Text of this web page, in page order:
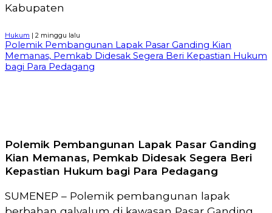
Kabupaten
Hukum | 2 minggu lalu
Polemik Pembangunan Lapak Pasar Ganding Kian
Memanas, Pemkab Didesak Segera Beri Kepastian Hukum
bagi Para Pedagang
Polemik Pembangunan Lapak Pasar Ganding
Kian Memanas, Pemkab Didesak Segera Beri
Kepastian Hukum bagi Para Pedagang
SUMENEP – Polemik pembangunan lapak